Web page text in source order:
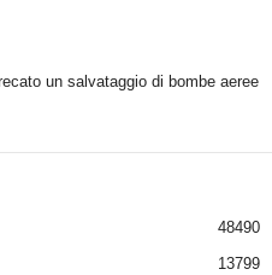
un salvataggio di bombe aeree
48490
13799